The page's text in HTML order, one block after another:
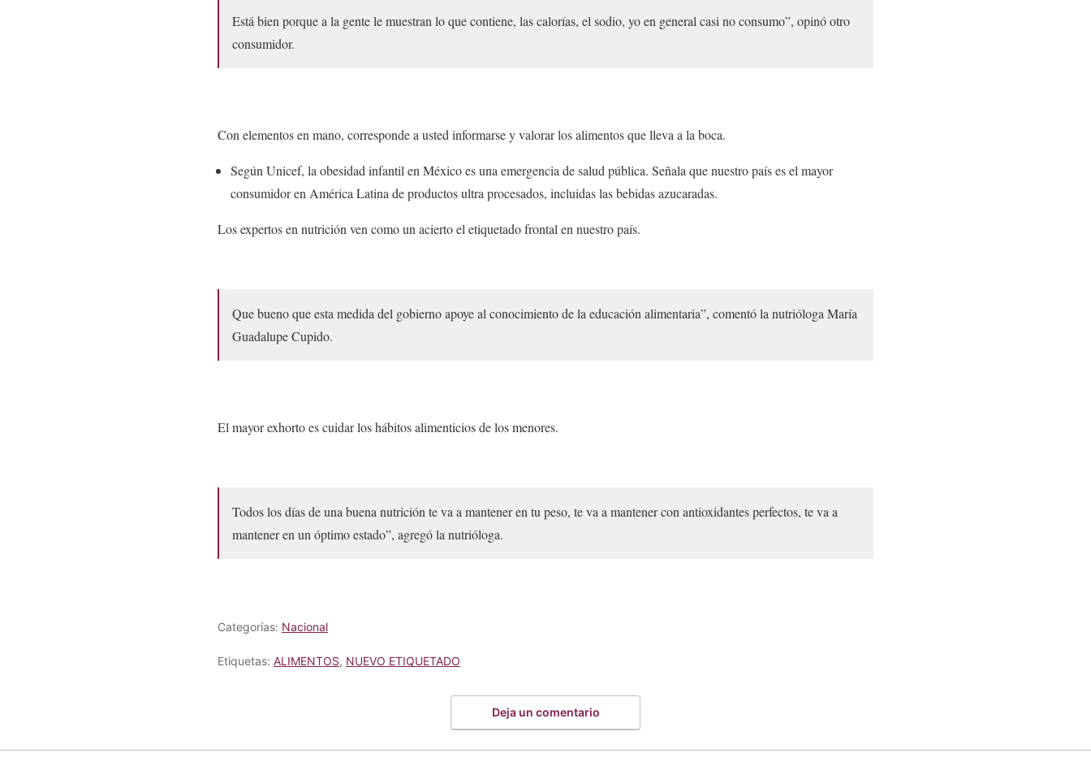
Está bien porque a la gente le muestran lo que contiene, las calorías, el sodio, yo en general casi no consumo”, opinó otro
consumidor.
Con elementos en mano, corresponde a usted informarse y valorar los alimentos que lleva a la boca.
Según Unicef, la obesidad infantil en México es una emergencia de salud pública. Señala que nuestro país es el mayor
consumidor en América Latina de productos ultra procesados, incluidas las bebidas azucaradas.
Los expertos en nutrición ven como un acierto el etiquetado frontal en nuestro país.
Que bueno que esta medida del gobierno apoye al conocimiento de la educación alimentaria”, comentó la nutrióloga María
Guadalupe Cupido.
El mayor exhorto es cuidar los hábitos alimenticios de los menores.
Todos los días de una buena nutrición te va a mantener en tu peso, te va a mantener con antioxidantes perfectos, te va a
mantener en un óptimo estado”, agregó la nutrióloga.
Categorías: Nacional
Etiquetas: ALIMENTOS, NUEVO ETIQUETADO
Deja un comentario